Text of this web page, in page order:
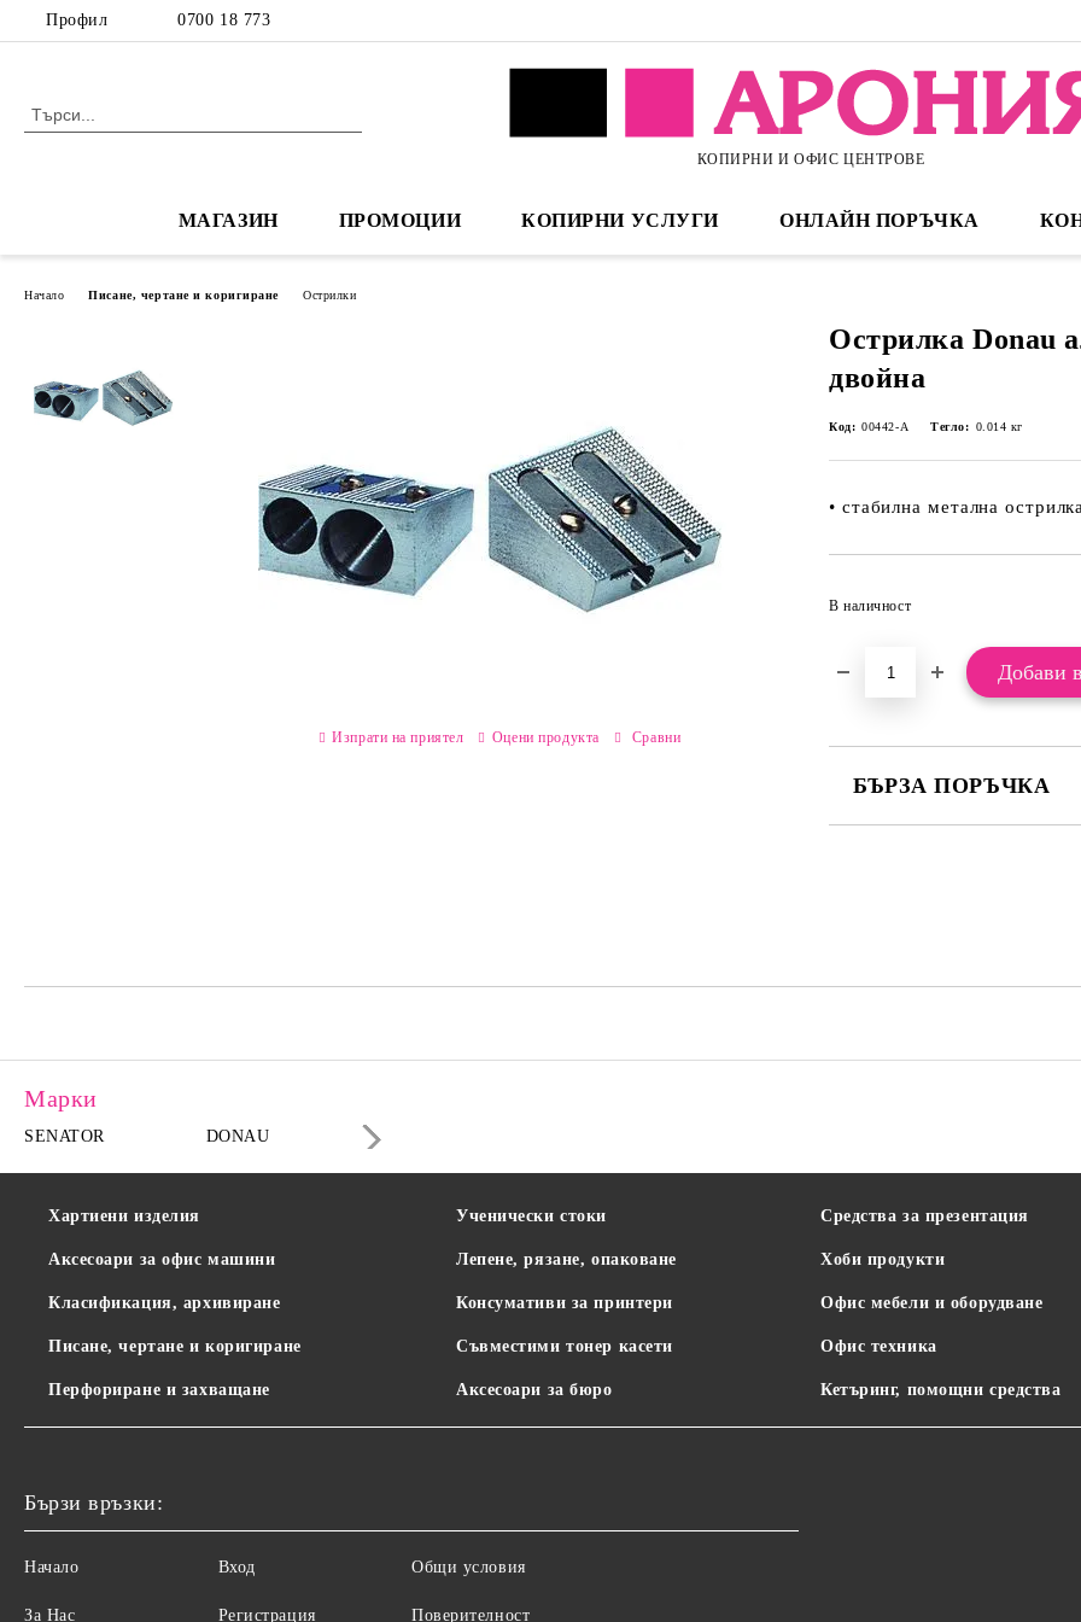
Профил 0700 18 773
КОПИРНИ И ОФИС ЦЕНТРОВЕ
МАГАЗИН ПРОМОЦИИ КОПИРНИ УСЛУГИ ОНЛАЙН ПОРЪЧКА
Начало Писане, чертане и коригиране Острилки
Острилка Donau
двойна
Код: 00442-А Тегло: 0.014 кг
• стабилна метална
В наличност
БЪРЗА ПОРЪЧКА
Изпрати на приятел Оцени продукта Сравни
Марки
SENATOR DONAU
Хартиени изделия
Аксесоари за офис машини
Класификация, архивиране
Писане, чертане и коригиране
Перфориране и захващане
Ученически стоки
Лепене, рязане, опаковане
Консумативи за принтери
Съвместими тонер касети
Аксесоари за бюро
Средства за презентация
Хоби продукти
Офис мебели и оборудване
Офис техника
Кетъринг, помощни средства
Бързи връзки:
Начало
За Нас
Вход
Регистрация
Общи условия
Поверителност